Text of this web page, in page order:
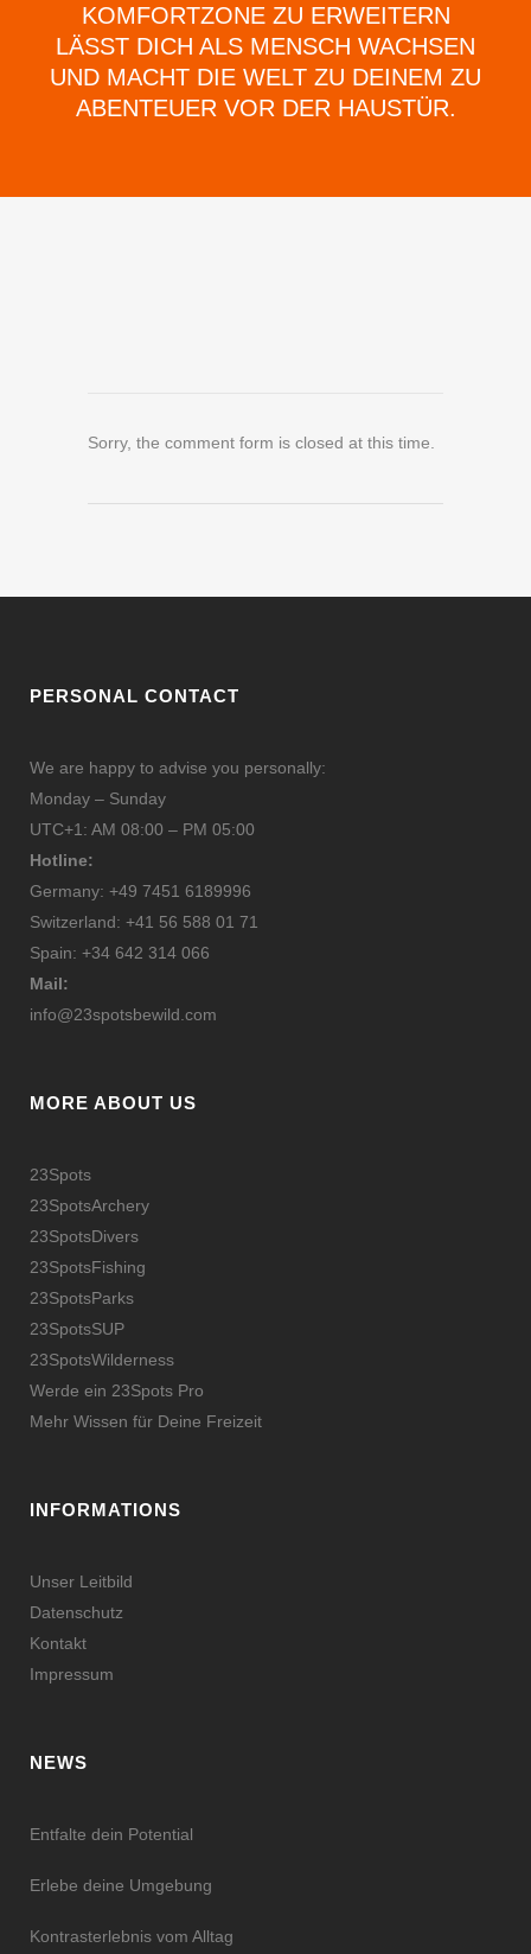
KOMFORTZONE ZU ERWEITERN
LÄSST DICH ALS MENSCH WACHSEN
UND MACHT DIE WELT ZU DEINEM ZU
ABENTEUER VOR DER HAUSTÜR.
Sorry, the comment form is closed at this time.
PERSONAL CONTACT
We are happy to advise you personally:
Monday – Sunday
UTC+1: AM 08:00 – PM 05:00
Hotline:
Germany: +49 7451 6189996
Switzerland: +41 56 588 01 71
Spain: +34 642 314 066
Mail:
info@23spotsbewild.com
MORE ABOUT US
23Spots
23SpotsArchery
23SpotsDivers
23SpotsFishing
23SpotsParks
23SpotsSUP
23SpotsWilderness
Werde ein 23Spots Pro
Mehr Wissen für Deine Freizeit
INFORMATIONS
Unser Leitbild
Datenschutz
Kontakt
Impressum
NEWS
Entfalte dein Potential
Erlebe deine Umgebung
Kontrasterlebnis vom Alltag